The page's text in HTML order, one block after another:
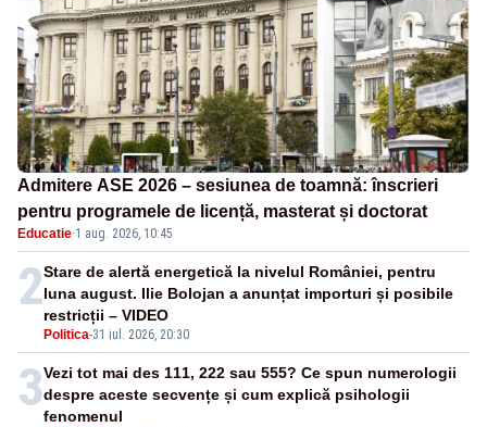
Admitere ASE 2026 – sesiunea de toamnă: înscrieri
pentru programele de licență, masterat și doctorat
Educatie·1 aug. 2026, 10:45
2
Politica-31 iul. 2026, 20:30
Stare de alertă energetică la nivelul României, pentru
luna august. Ilie Bolojan a anunțat importuri și posibile
restricții – VIDEO
3Vezi tot mai des 111, 222 sau 555? Ce spun numerologii
despre aceste secvențe și cum explică psihologii
fenomenul